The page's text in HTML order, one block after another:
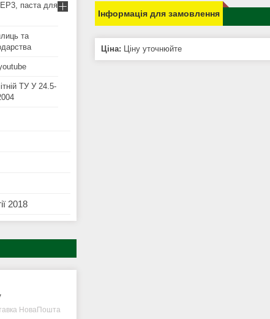
Інформація для замовлення
Ціна: Ціну уточнюйте
паста для
та
ТУ У 24.5-
2018
НоваПошта